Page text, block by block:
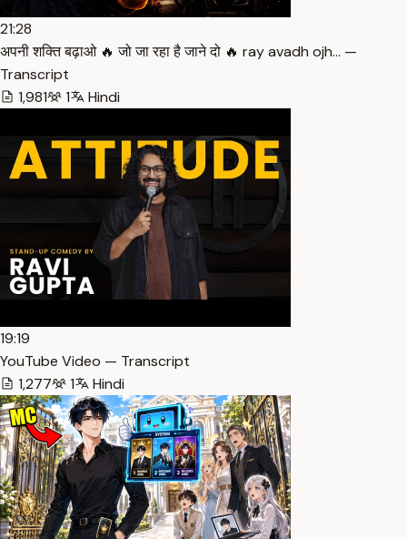
21:28
अपनी शक्ति बढ़ाओ 🔥 जो जा रहा है जाने दो 🔥 ray avadh ojh… —
Transcript
1,981
1 Hindi
19:19
YouTube Video — Transcript
1,277
1 Hindi